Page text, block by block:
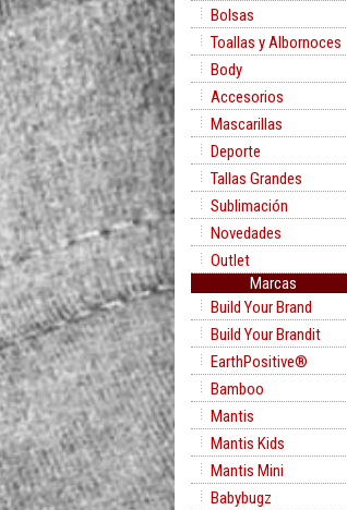
Bolsas
Toallas y Albornoces
Body
Accesorios
Mascarillas
Deporte
Tallas Grandes
Sublimación
Novedades
Outlet
Marcas
Build Your Brand
Build Your Brandit
EarthPositive®
Bamboo
Mantis
Mantis Kids
Mantis Mini
Babybugz